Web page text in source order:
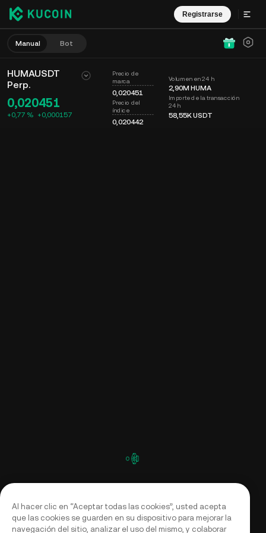
Registrarse
Manual Bot
HUMAUSDT
Perp.
0,020451
+0,77 % +0,000157
Precio de
marca
0,020451
Precio del
índice
0,020442
Volumen en 24 h
2,90M HUMA
Importe de la transacción
24 h
58,55KUSDT
Al hacer clic en “Aceptar todas las cookies”, usted acepta
que las cookies se guarden en su dispositivo para mejorar la
navegación del sitio, analizar el uso del mismo, y colaborar